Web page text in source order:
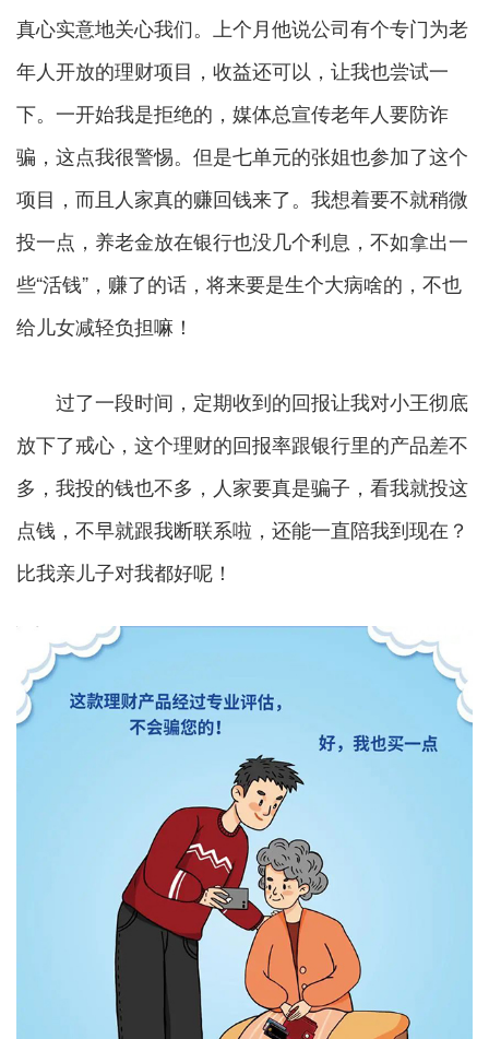
真心实意地关心我们。上个月他说公司有个专门为老
年人开放的理财项目，收益还可以，让我也尝试一
下。一开始我是拒绝的，媒体总宣传老年人要防诈
骗，这点我很警惕。但是七单元的张姐也参加了这个
项目，而且人家真的赚回钱来了。我想着要不就稍微
投一点，养老金放在银行也没几个利息，不如拿出一
些“活钱”，赚了的话，将来要是生个大病啥的，不也
给儿女减轻负担嘛！
过了一段时间，定期收到的回报让我对小王彻底
放下了戒心，这个理财的回报率跟银行里的产品差不
多，我投的钱也不多，人家要真是骗子，看我就投这
点钱，不早就跟我断联系啦，还能一直陪我到现在？
比我亲儿子对我都好呢！